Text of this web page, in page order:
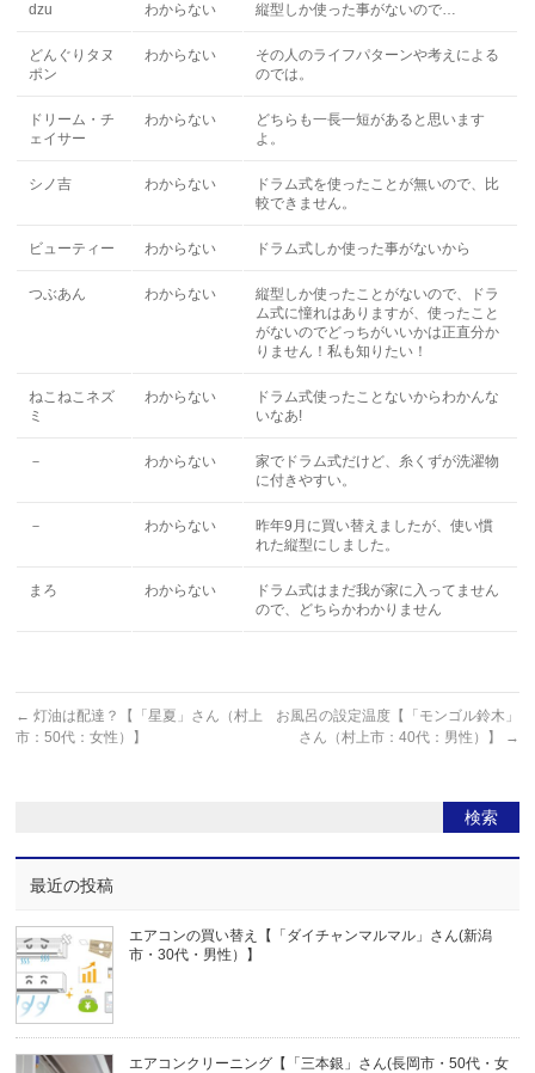
dzu わからない 縦型しか使った事がないので…
どんぐりタヌ
ポン
わからない
その人のライフパターンや考えによる
のでは。
ドリーム・チ
ェイサー
わからない
どちらも一長一短があると思います
よ。
シノ吉 わからない
ドラム式を使ったことが無いので、比
較できません。
ビューティー わからない ドラム式しか使った事がないから
つぶあん わからない
縦型しか使ったことがないので、ドラ
ム式に憧れはありますが、使ったこと
がないのでどっちがいいかは正直分か
りません！私も知りたい！
ねこねこネズ
ミ
わからない
ドラム式使ったことないからわかんな
いなあ!
－ わからない
家でドラム式だけど、糸くずが洗濯物
に付きやすい。
－ わからない
昨年9月に買い替えましたが、使い慣
れた縦型にしました。
まろ わからない
ドラム式はまだ我が家に入ってません
ので、どちらかわかりません
← 灯油は配達？【「星夏」さん（村上
市：50代：女性）】
お風呂の設定温度【「モンゴル鈴木」
さん（村上市：40代：男性）】
→
最近の投稿
エアコンの買い替え【「ダイチャンマルマル」さん(新潟
市・30代・男性）】
エアコンクリーニング【「三本銀」さん(長岡市・50代・女